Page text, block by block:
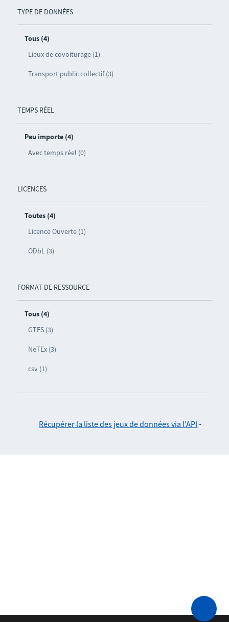
TYPE DE DONNÉES
Tous (4)
Lieux de covoiturage (1)
Transport public collectif (3)
TEMPS RÉEL
Peu importe (4)
Avec temps réel (0)
LICENCES
Toutes (4)
Licence Ouverte (1)
ODbL (3)
FORMAT DE RESSOURCE
Tous (4)
GTFS (3)
NeTEx (3)
csv (1)
Récupérer la liste des jeux de données via l'API -